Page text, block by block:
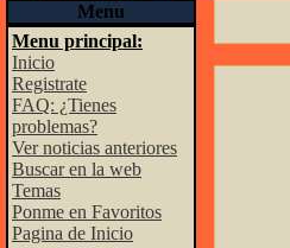
Menu
Menu principal:
Inicio
Registrate
FAQ: ¿Tienes
problemas?
Ver noticias anteriores
Buscar en la web
Temas
Ponme en Favoritos
Pagina de Inicio